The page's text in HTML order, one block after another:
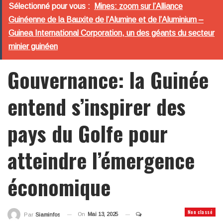
Sélectionné pour vous :
Mines: zoom sur l’Alliance
Guinéenne de la Bauxite de l’Alumine et de l’Aluminium –
Guinea International Corporation, un des géants du secteur
minier guinéen
Gouvernance: la Guinée
entend s’inspirer des
pays du Golfe pour
atteindre l’émergence
économique
Non classé
Par Siaminfos On Mai 13, 2025